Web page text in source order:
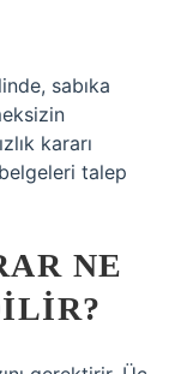
sabıka
kararı
talep
NE